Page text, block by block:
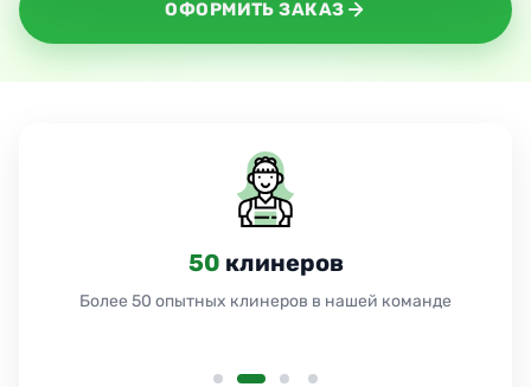
ОФОРМИТЬ ЗАКАЗ
50 клинеров
Более 50 опытных клинеров в нашей команде